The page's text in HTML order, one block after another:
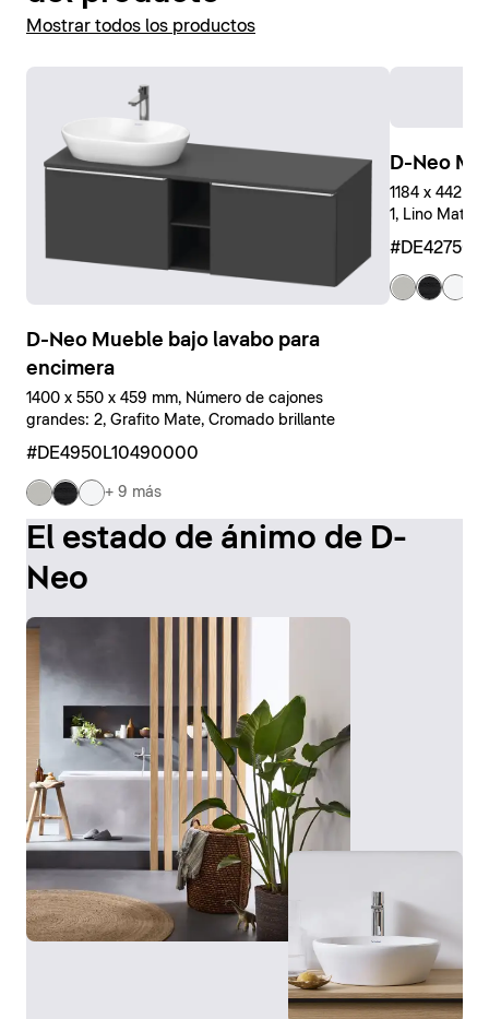
Mostrar todos los productos
D-Neo Mueble bajo lavabo para
encimera
1400 x 550 x 459 mm, Número de cajones
grandes: 2, Grafito Mate, Cromado brillante
#DE4950L10490000
+ 9 más
D-Neo
1184 x 442 x
1, Lino Mate,
El estado de ánimo de D-
Neo